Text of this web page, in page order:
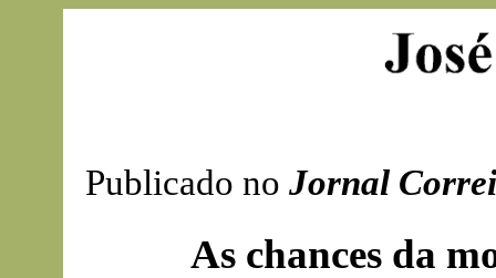
Publicado no Jornal
As chances da